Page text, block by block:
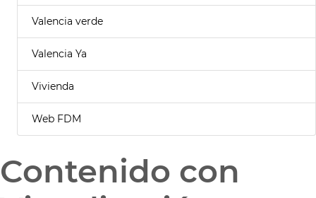
Valencia verde
Valencia Ya
Vivienda
Web FDM
Contenido con